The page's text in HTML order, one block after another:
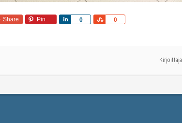
Share Pin 0
Share 0
Share
Kirjoittaja